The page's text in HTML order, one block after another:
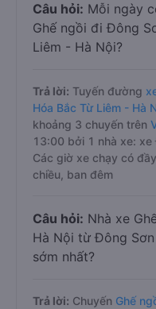
Câu hỏi: Mỗi ngày
Ghế ngồi đi Đông
Liêm - Hà Nội?
Trả lời: Tuyến đường
Hóa Bắc Từ Liêm - Hà
khoảng 3 chuyến trên
13:00 bởi 1 nhà xe: xe
Các giờ xe chạy có
chiều, ban đêm
Câu hỏi: Nhà xe
Hà Nội từ Đông
sớm nhất?
Trả lời: Chuyến Ghế